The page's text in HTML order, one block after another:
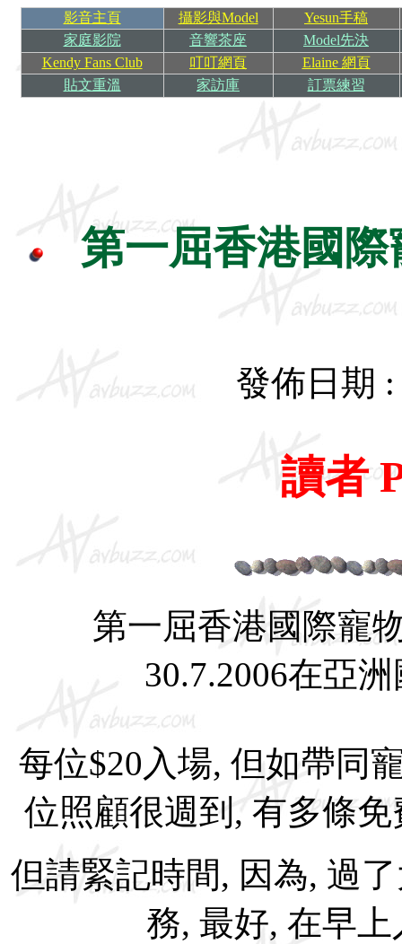
影音主頁 攝影與Model
Yesun手稿
家庭影院
音響茶座
Model先決
Kendy Fans Club
叮叮網頁
Elaine 網頁
貼文重溫
家訪庫 訂票練習
第一屈香港國
發佈日期 :
讀者
第一屈香港國際寵
30.7.2006在亞
每位$20入場, 但如帶同
位照顧很週到, 有多條
但請緊記時間, 因為, 過
務, 最好, 在早